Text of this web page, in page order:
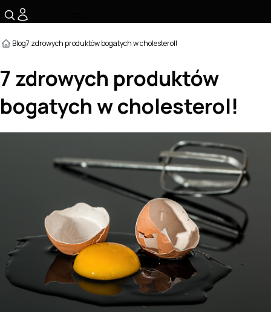
Blog7 zdrowych produktów bogatych w cholesterol!
7 zdrowych produktów
bogatych w cholesterol!